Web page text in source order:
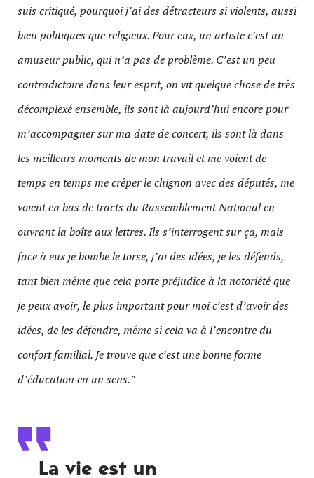
suis critiqué, pourquoi j’ai des détracteurs si violents, aussi
bien politiques que religieux. Pour eux, un artiste c’est un
amuseur public, qui n’a pas de problème. C’est un peu
contradictoire dans leur esprit, on vit quelque chose de très
décomplexé ensemble, ils sont là aujourd’hui encore pour
m’accompagner sur ma date de concert, ils sont là dans
les meilleurs moments de mon travail et me voient de
temps en temps me crêper le chignon avec des députés, me
voient en bas de tracts du Rassemblement National en
ouvrant la boîte aux lettres. Ils s’interrogent sur ça, mais
face à eux je bombe le torse, j’ai des idées, je les défends,
tant bien même que cela porte préjudice à la notoriété que
je peux avoir, le plus important pour moi c’est d’avoir des
idées, de les défendre, même si cela va à l’encontre du
confort familial. Je trouve que c’est une bonne forme
d’éducation en un sens.”
La vie est un